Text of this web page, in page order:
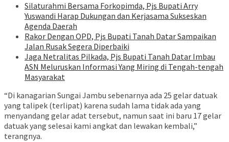
Silaturahmi Bersama Forkopimda, Pjs Bupati Arry
Yuswandi Harap Dukungan dan Kerjasama Sukseskan
Agenda Daerah
Rakor Dengan OPD, Pjs Bupati Tanah Datar Sampaikan
Jalan Rusak Segera Diperbaiki
Jaga Netralitas Pilkada, Pjs Bupati Tanah Datar Imbau
ASN Meluruskan Informasi Yang Miring di Tengah-tengah
Masyarakat
“Di kanagarian Sungai Jambu sebenarnya ada 25 gelar datuak
yang talipek (terlipat) karena sudah lama tidak ada yang
menyandang gelar adat tersebut, namun saat ini baru 17 gelar
datuak yang selesai kami angkat dan lewakan kembali,”
terangnya.